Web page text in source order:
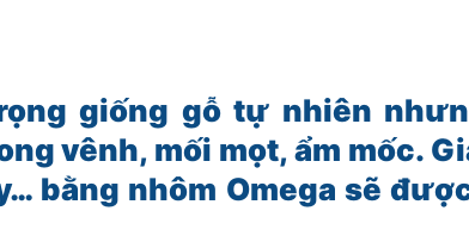
giống gỗ tự nhiên
vênh, mối mọt, ẩm mốc.
bằng nhôm Omega sẽ